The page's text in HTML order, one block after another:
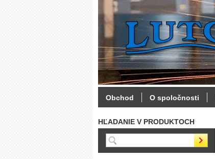
HĽADANIE V PRODUKTOCH
Obchod O spoločnosti